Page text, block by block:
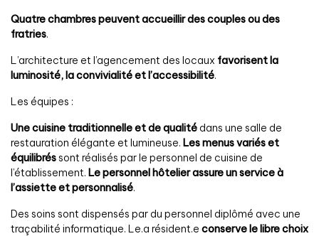
Quatre chambres peuvent accueillir des couples ou des
fratries.
L’architecture et l’agencement des locaux favorisent la
luminosité, la convivialité et l’accessibilité.
Les équipes :
Une cuisine traditionnelle et de qualité dans une salle de
restauration élégante et lumineuse. Les menus variés et
équilibréssont réalisés par le personnel de cuisine de
l’établissement. Le personnel hôtelier assure un service à
l’assiette et personnalisé.
Des soins sont dispensés par du personnel diplômé avec une
traçabilité informatique. Le.a résident.e conserve le libre choix